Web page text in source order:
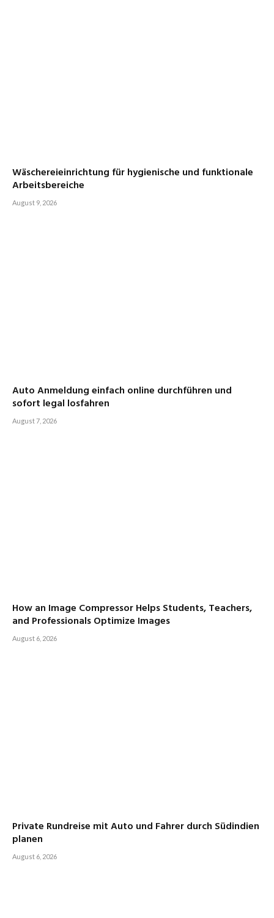
Wäschereieinrichtung für hygienische und funktionale
Arbeitsbereiche
August 9, 2026
Auto Anmeldung einfach online durchführen und
sofort legal losfahren
August 7, 2026
How an Image Compressor Helps Students, Teachers,
and Professionals Optimize Images
August 6, 2026
Private Rundreise mit Auto und Fahrer durch Südindien
planen
August 6, 2026